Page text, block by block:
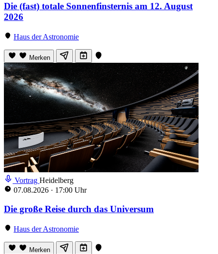
Die (fast) totale Sonnenfinsternis am 12. August
2026
Haus der Astronomie
Merken
Vortrag Heidelberg
07.08.2026 · 17:00 Uhr
Die große Reise durch das Universum
Haus der Astronomie
Merken